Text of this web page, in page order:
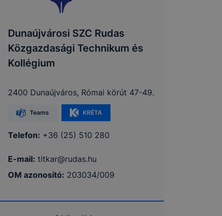
Dunaújvárosi SZC Rudas
Közgazdasági Technikum és
Kollégium
2400 Dunaújváros, Római körút 47-49.
Teams KRÉTA
Telefon: +36 (25) 510 280
E-mail: titkar@rudas.hu
OM azonosító: 203034/009